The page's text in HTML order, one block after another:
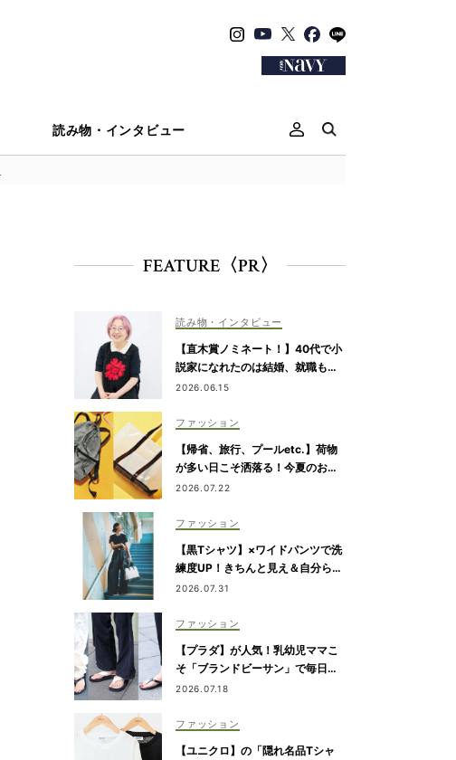
読み物・インタビュー
FEATURE〈PR〉
読み物・インタビュー
【直木賞ノミネート！】40代で小
説家になれたのは結婚、就職も予
定通りにいかなかったから｜朝倉
2026.06.15
ファッション
【帰省、旅行、プールetc.】荷物
が多い日こそ洒落る！今夏のお出
かけ名品「トート＆リュック」５
2026.07.22
ファッション
【黒Tシャツ】×ワイドパンツで洗
練度UP！きちんと見え＆自分らし
さを両立
2026.07.31
ファッション
【プラダ】が人気！乳幼児ママこ
そ「ブランドビーサン」で毎日き
れいめカジュアルが叶う
2026.07.18
ファッション
【ユニクロ】の「隠れ名品Tシャ